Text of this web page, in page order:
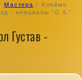
Мастера /
Клеймо
- инициалы "G.S."
Густав -